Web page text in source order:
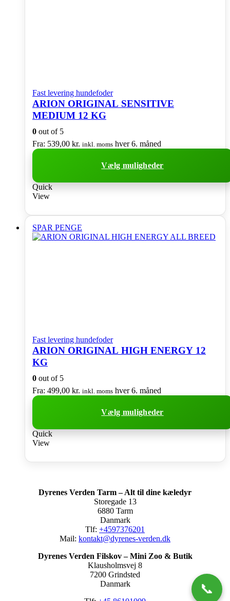
Fast levering hundefoder
ARION ORIGINAL SENSITIVE
MEDIUM 12 KG
0 out of 5
Fra: 539,00 kr. inkl. moms hver 6. måned
Vælg muligheder
Dette
vare
flere
varianter.
Mulighederne
kan
Quick
View
SPAR PENGE
Fast levering hundefoder
ARION ORIGINAL HIGH ENERGY 12
KG
0 out of 5
Fra: 499,00 kr. inkl. moms hver 6. måned
Vælg muligheder
Dette
vare
flere
kan
vælges
Quick
View
Dyrenes Verden Tarm – Alt til dine kæledyr
Storegade 13
6880 Tarm
Danmark
Tlf: +4597376201
Mail: kontakt@dyrenes-verden.dk
Dyrenes Verden Filskov – Mini Zoo & Butik
Klausholmsvej 8
7200 Grindsted
Danmark
📞